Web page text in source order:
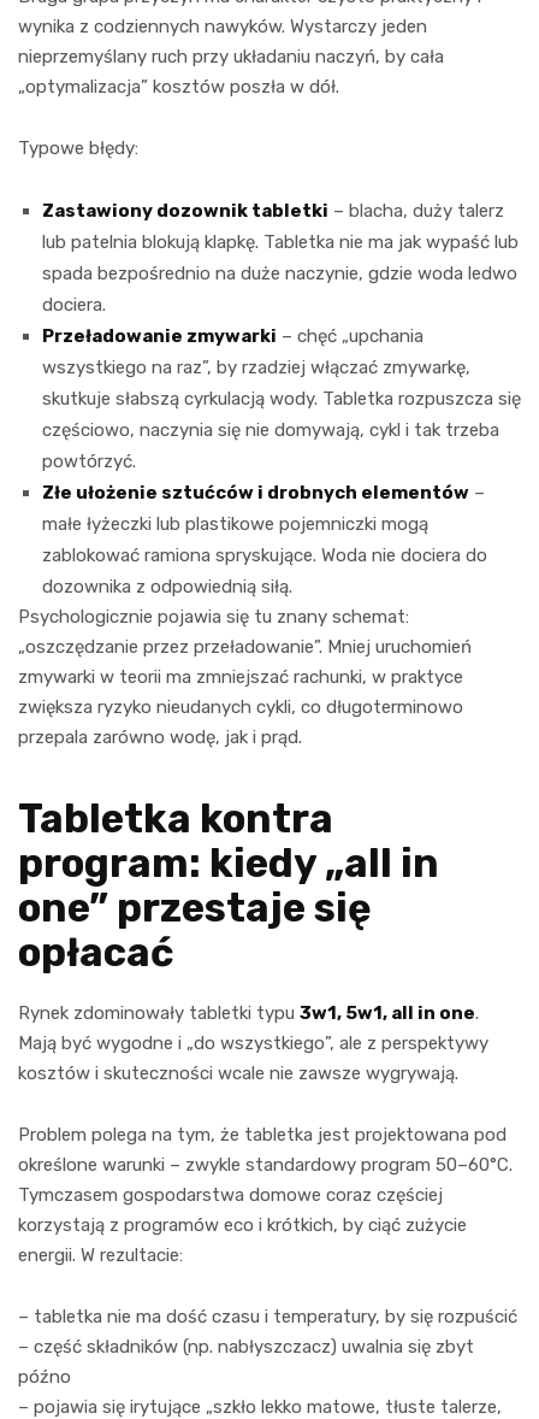
wynika z codziennych nawyków. Wystarczy jeden
nieprzemyślany ruch przy układaniu naczyń, by cała
„optymalizacja” kosztów poszła w dół.
Typowe błędy:
Zastawiony dozownik tabletki – blacha, duży talerz
lub patelnia blokują klapkę. Tabletka nie ma jak wypaść lub
spada bezpośrednio na duże naczynie, gdzie woda ledwo
dociera.
Przeładowanie zmywarki – chęć „upchania
wszystkiego na raz”, by rzadziej włączać zmywarkę,
skutkuje słabszą cyrkulacją wody. Tabletka rozpuszcza się
częściowo, naczynia się nie domywają, cykl i tak trzeba
powtórzyć.
Złe ułożenie sztućców i drobnych elementów –
małe łyżeczki lub plastikowe pojemniczki mogą
zablokować ramiona spryskujące. Woda nie dociera do
dozownika z odpowiednią siłą.
Psychologicznie pojawia się tu znany schemat:
„oszczędzanie przez przeładowanie”. Mniej uruchomień
zmywarki w teorii ma zmniejszać rachunki, w praktyce
zwiększa ryzyko nieudanych cykli, co długoterminowo
przepala zarówno wodę, jak i prąd.
Tabletka kontra
program: kiedy „all in
one” przestaje się
opłacać
Rynek zdominowały tabletki typu 3w1, 5w1, all in one.
Mają być wygodne i „do wszystkiego”, ale z perspektywy
kosztów i skuteczności wcale nie zawsze wygrywają.
Problem polega na tym, że tabletka jest projektowana pod
określone warunki – zwykle standardowy program 50–60°C.
Tymczasem gospodarstwa domowe coraz częściej
korzystają z programów eco i krótkich, by ciąć zużycie
energii. W rezultacie:
– tabletka nie ma dość czasu i temperatury, by się rozpuścić
– część składników (np. nabłyszczacz) uwalnia się zbyt
późno
– pojawia się irytujące „szkło lekko matowe, tłuste talerze,